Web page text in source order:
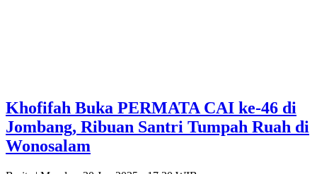
Khofifah Buka PERMATA CAI ke-46 di
Jombang, Ribuan Santri Tumpah Ruah di
Wonosalam